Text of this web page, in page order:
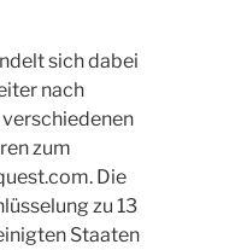
sich dabei
nach
zum
Die
zu 13
Staaten